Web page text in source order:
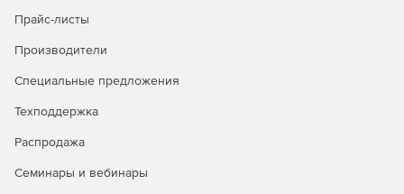
Прайс-листы
Производители
Специальные предложения
Техподдержка
Распродажа
Семинары и вебинары